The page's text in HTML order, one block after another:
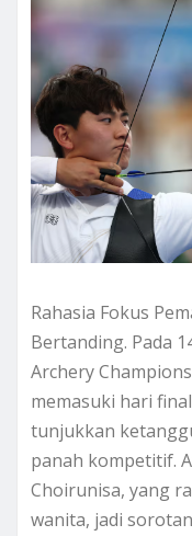
Rahasia Fokus
Bertanding. Pada
Archery
memasuki hari
tunjukkan
panah kompetitif.
Choirunisa, yang
wanita, jadi